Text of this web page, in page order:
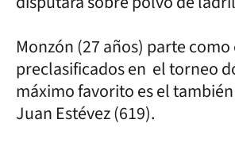
Monzón (27 años) parte
preclasificados en el torneo
máximo favorito es el
Juan Estévez (619).